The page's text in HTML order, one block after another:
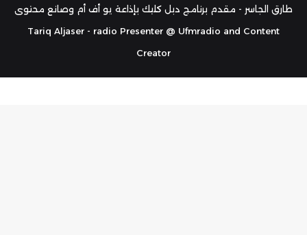
RSS
طارق الجاسر - مقدم برنامج دبل كليك بإذاعة يو أف أم وصانع محتوى
Tariq Aljaser - radio Presenter @ Ufmradio and Content
Creator